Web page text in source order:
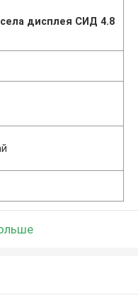
дисплея СИД 4.8